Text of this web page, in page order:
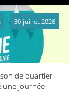
de quartier
une journée
30 juillet 2026